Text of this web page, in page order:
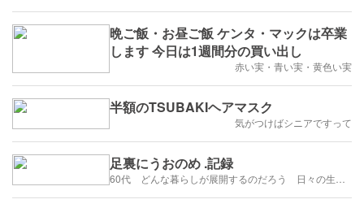
晩ご飯・お昼ご飯 ケンタ・マックは卒業
します 今日は1週間分の買い出し
赤い実・青い実・黄色い実
半額のTSUBAKIヘアマスク
気がつけばシニアですって
足裏にうおのめ .記録